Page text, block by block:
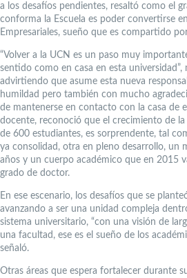
a los desafíos pendientes, resaltó como el
conforma la Escuela es poder convertirse
Empresariales, sueño que es compartido
“Volver a la UCN es un paso muy
sentido como en casa en esta
advirtiendo que asume esta nueva
humildad pero también con mucho
de mantenerse en contacto con la casa de
docente, reconoció que el crecimiento de
de 600 estudiantes, es sorprendente, tal
ya consolidad, otra en pleno desarrollo, un
años y un cuerpo académico que en 2015
grado de doctor.
En ese escenario, los desafíos que se
avanzando a ser una unidad compleja
sistema universitario, “con una visión de
una facultad, ese es el sueño de los
señaló.
Otras áreas que espera fortalecer durante